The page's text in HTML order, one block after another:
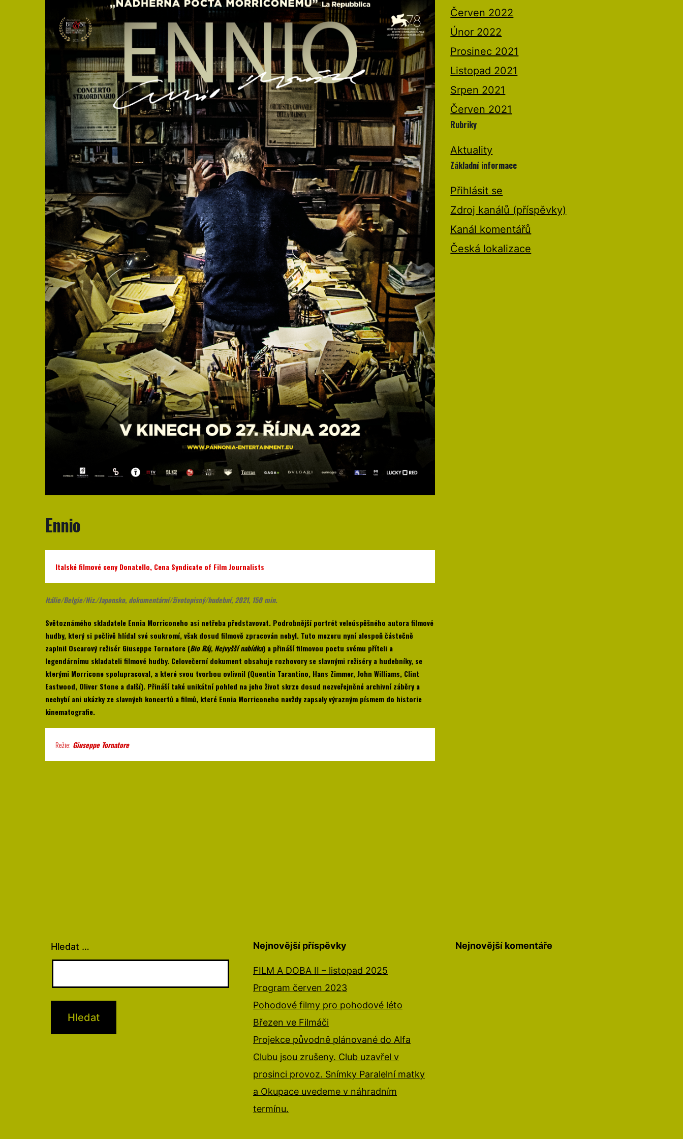
Ennio
Italské filmové ceny Donatello, Cena Syndicate of Film Journalists
Itálie/Belgie/Niz./Japonsko, dokumentární/životopisný/hudební, 2021, 150 min.
Světoznámého skladatele Ennia Morriconeho asi netřeba představovat. Podrobnější portrét veleúspěšného autora filmové
hudby, který si pečlivě hlídal své soukromí, však dosud filmově zpracován nebyl. Tuto mezeru nyní alespoň částečně
zaplnil Oscarový režisér Giuseppe Tornatore (Bio Ráj, Nejvyšší nabídka) a přináší filmovou poctu svému příteli a
legendárnímu skladateli filmové hudby. Celovečerní dokument obsahuje rozhovory se slavnými režiséry a hudebníky, se
kterými Morricone spolupracoval, a které svou tvorbou ovlivnil (Quentin Tarantino, Hans Zimmer, John Williams, Clint
Eastwood, Oliver Stone a další). Přináší také unikátní pohled na jeho život skrze dosud nezveřejněné archivní záběry a
nechybí ani ukázky ze slavných koncertů a filmů, které Ennia Morriconeho navždy zapsaly výrazným písmem do historie
kinematografie.
Režie: Giuseppe Tornatore
Červen 2022
Únor 2022
Prosinec 2021
Listopad 2021
Srpen 2021
Červen 2021
Rubriky
Aktuality
Základní informace
Přihlásit se
Zdroj kanálů (příspěvky)
Kanál komentářů
Česká lokalizace
Hledat … Nejnovější příspěvky
FILM A DOBA II – listopad 2025
Program červen 2023
Pohodové filmy pro pohodové léto
Březen ve Filmáči
Projekce původně plánované do Alfa
Clubu jsou zrušeny. Club uzavřel v
prosinci provoz. Snímky Paralelní matky
a Okupace uvedeme v náhradním
termínu.
Nejnovější komentáře